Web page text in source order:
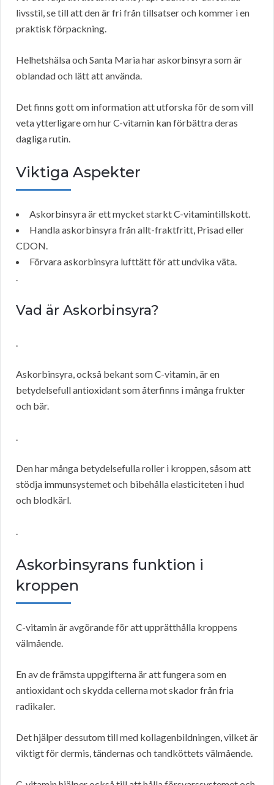
livsstil, se till att den är fri från tillsatser och kommer i en
praktisk förpackning.
Helhetshälsa och Santa Maria har askorbinsyra som är
oblandad och lätt att använda.
Det finns gott om information att utforska för de som vill
veta ytterligare om hur C-vitamin kan förbättra deras
dagliga rutin.
Viktiga Aspekter
Askorbinsyra är ett mycket starkt C-vitamintillskott.
Handla askorbinsyra från allt-fraktfritt, Prisad eller
CDON.
Förvara askorbinsyra lufttätt för att undvika väta.
.
Vad är Askorbinsyra?
.
Askorbinsyra, också bekant som C-vitamin, är en
betydelsefull antioxidant som återfinns i många frukter
och bär.
.
Den har många betydelsefulla roller i kroppen, såsom att
stödja immunsystemet och bibehålla elasticiteten i hud
och blodkärl.
.
Askorbinsyrans funktion i
kroppen
C-vitamin är avgörande för att upprätthålla kroppens
välmående.
En av de främsta uppgifterna är att fungera som en
antioxidant och skydda cellerna mot skador från fria
radikaler.
Det hjälper dessutom till med kollagenbildningen, vilket är
viktigt för dermis, tändernas och tandköttets välmående.